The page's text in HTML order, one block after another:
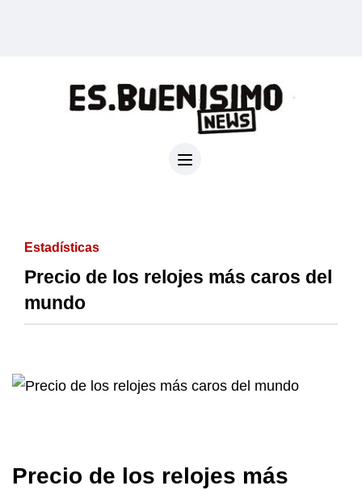
Estadísticas
Precio de los relojes más caros del
mundo
Precio de los relojes más